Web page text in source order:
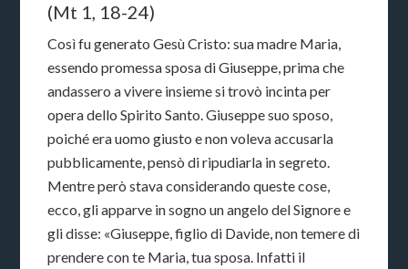
(Mt 1, 18-24)
Così fu generato Gesù Cristo: sua madre Maria,
essendo promessa sposa di Giuseppe, prima che
andassero a vivere insieme si trovò incinta per
opera dello Spirito Santo. Giuseppe suo sposo,
poiché era uomo giusto e non voleva accusarla
pubblicamente, pensò di ripudiarla in segreto.
Mentre però stava considerando queste cose,
ecco, gli apparve in sogno un angelo del Signore e
gli disse: «Giuseppe, figlio di Davide, non temere di
prendere con te Maria, tua sposa. Infatti il